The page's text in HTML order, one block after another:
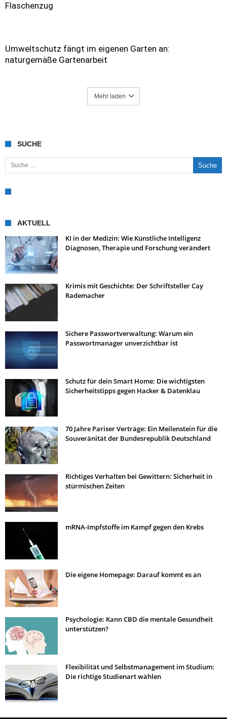
Flaschenzug
Umweltschutz fängt im eigenen Garten an:
naturgemäße Gartenarbeit
Mehr laden
SUCHE
Suche nach:
AKTUELL
KI in der Medizin: Wie Künstliche Intelligenz
Diagnosen, Therapie und Forschung verändert
Krimis mit Geschichte: Der Schriftsteller Cay
Rademacher
Sichere Passwortverwaltung: Warum ein
Passwortmanager unverzichtbar ist
Schutz für dein Smart Home: Die wichtigsten
Sicherheitstipps gegen Hacker & Datenklau
70 Jahre Pariser Verträge: Ein Meilenstein für die
Souveränität der Bundesrepublik Deutschland
Richtiges Verhalten bei Gewittern: Sicherheit in
stürmischen Zeiten
mRNA-Impfstoffe im Kampf gegen den Krebs
Die eigene Homepage: Darauf kommt es an
Psychologie: Kann CBD die mentale Gesundheit
unterstützen?
Flexibilität und Selbstmanagement im Studium:
Die richtige Studienart wählen